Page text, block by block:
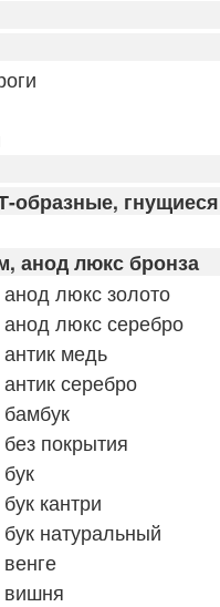
образные, гнущиеся
анод люкс бронза
люкс золото
люкс серебро
медь
серебро
покрытия
кантри
натуральный